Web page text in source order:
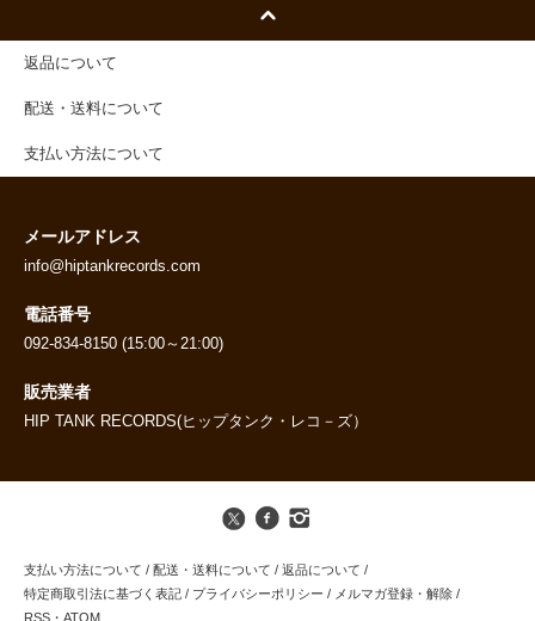
返品について
配送・送料について
支払い方法について
メールアドレス
info@hiptankrecords.com
電話番号
092-834-8150 (15:00～21:00)
販売業者
HIP TANK RECORDS(ヒップタンク・レコ－ズ）
支払い方法について / 配送・送料について / 返品について /
特定商取引法に基づく表記 / プライバシーポリシー / メルマガ登録・解除 /
RSS ・ ATOM